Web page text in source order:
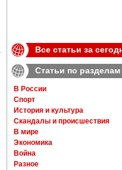
Все статьи за
Статьи по разделам
В России
Спорт
История и культура
Скандалы и происшествия
В мире
Экономика
Война
Разное